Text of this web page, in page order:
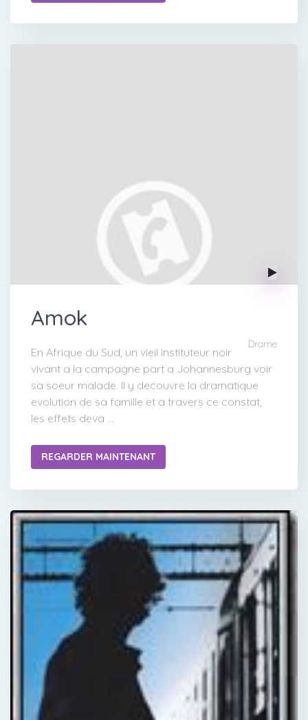
Amok
Drame
En Afrique du Sud, un vieil instituteur noir
vivant a la campagne part a Johannesburg voir
sa soeur malade. Il y decouvre la dramatique
evolution de sa famille et a travers ce constat,
les effets deva ...
REGARDER MAINTENANT